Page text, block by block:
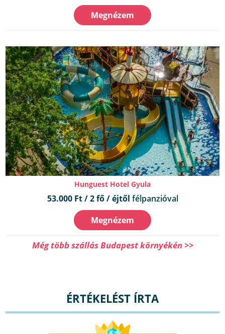
Megnézem
Hunguest Hotel Gyula
53.000 Ft / 2 fő / éjtől félpanzióval
Megnézem
Még több szállás Budapest környékén >>
ÉRTÉKELÉST ÍRTA